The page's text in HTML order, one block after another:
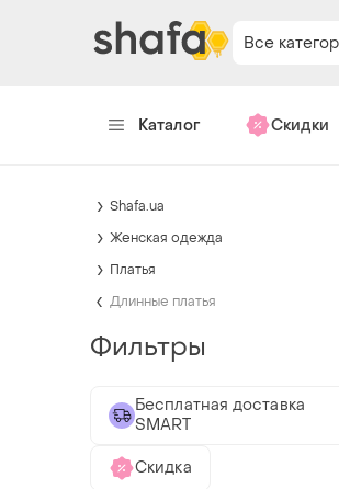
Все
Каталог Скидки
Shafa.ua
Женская одежда
Платья
Длинные платья
Фильтры
Бесплатная доставка
SMART
Скидка